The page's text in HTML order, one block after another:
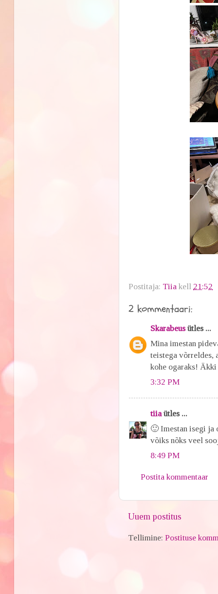
Postitaja: Tiia kell 21:52
2 kommentaari:
Skarabeusütles ...
Mina imestan
teistega võrreldes,
kohe ogaraks!
3:32 PM
tiiaütles ...
🙂 Imestan isegi ja
võiks nõks veel
8:49 PM
Postita kommentaar
Uuem postitus
Tellimine:Postituse